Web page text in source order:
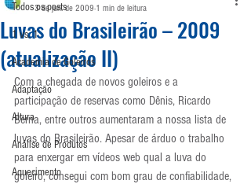
Todos os posts
1 vs. 1
Academia de Goleiros
Adaptação
Altura
Análise de Produtos
Aquecimento
Luvas do Brasileirão – 2009
(atualização II)
3 de jun. de 2009 1 min de leitura
Com a chegada de novos goleiros e a
participação de reservas como Dênis, Ricardo
Berna, entre outros aumentaram a nossa lista de
luvas do Brasileirão. Apesar de árduo o trabalho
para enxergar em vídeos web qual a luva do
goleiro, consegui com bom grau de confiabilidade,